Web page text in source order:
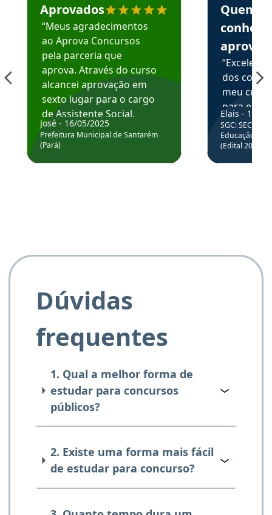
Aprovados
“Meus agradecimentos
ao Aprova Concursos
pela parceria que
aprova. Através do curso
alcancei aprovação em
sexto lugar para o cargo
de Assistente Social.
Hoje estou atuando na
Prefeitura de Santarém.
José - 16/05/2025
Prefeitura Municipal de Santarém
(Pará)
Quem
aprova
dos
meu
para
colocar
através
de
Elais - 15/
SGC: SEC BA
Educação
(Edital
Dúvidas
frequentes
1. Qual a melhor forma de
estudar para concursos
públicos?
2. Existe uma forma mais fácil
de estudar para concurso?